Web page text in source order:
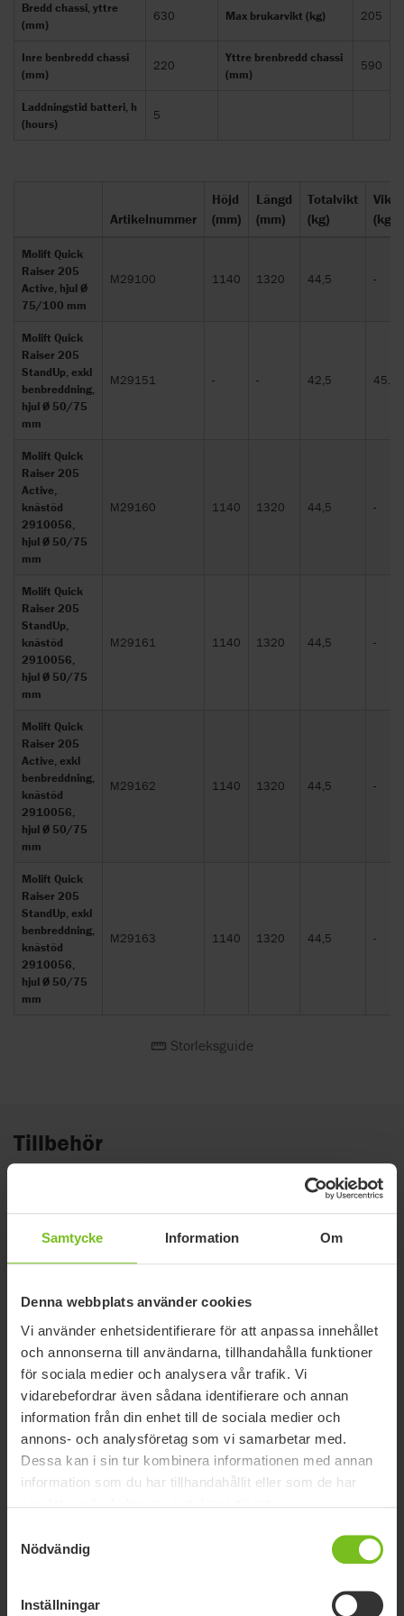
Samtycke Information Om
Denna webbplats använder cookies
Vi använder enhetsidentifierare för att anpassa innehållet
och annonserna till användarna, tillhandahålla funktioner
för sociala medier och analysera vår trafik. Vi
vidarebefordrar även sådana identifierare och annan
information från din enhet till de sociala medier och
annons- och analysföretag som vi samarbetar med.
Dessa kan i sin tur kombinera informationen med annan
information som du har tillhandahållit eller som de har
Nödvändig
Inställningar
Bredd chassi, yttre
(mm)
630 Max brukarvikt (kg) 205
Inre benbredd chassi
(mm)
220
Yttre brenbredd chassi
(mm)
590
Laddningstid batteri, h
(hours)
5
Artikelnummer
Höjd
(mm)
Längd
(mm)
Totalvikt
(kg)
Vikt
(kg)
Molift Quick
Raiser 205
Active, hjul Ø
75/100 mm
M29100 1140 1320 44,5 -
Molift Quick
Raiser 205
StandUp, exkl
benbreddning,
hjul Ø 50/75
mm
M29151 - - 42,5
Molift Quick
Raiser 205
Active,
knästöd
2910056,
hjul Ø 50/75
mm
M29160 1140 1320 44,5 -
Molift Quick
Raiser 205
StandUp,
knästöd
2910056,
hjul Ø 50/75
mm
M29161 1140 1320 44,5 -
Molift Quick
Raiser 205
Active, exkl
benbreddning,
knästöd
2910056,
hjul Ø 50/75
mm
M29162 1140 1320 44,5 -
Molift Quick
Raiser 205
StandUp, exkl
benbreddning,
knästöd
2910056,
hjul Ø 50/75
mm
M29163 1140 1320 44,5 -
Storleksguide
Tillbehör
2-punkts lyftarm
Knästöd till Molift Quick Raiser 205
Knästöd med kort fäste och stora
kuddar
Knästöd med kort fäste till Molift Quick Raiser
205